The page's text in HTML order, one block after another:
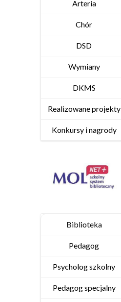
Arteria
Chór
DSD
Wymiany
DKMS
Realizowane projekty
Konkursy i nagrody
Biblioteka
Pedagog
Psycholog szkolny
Pedagog specjalny